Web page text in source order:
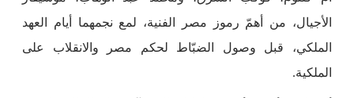
الأجيال، من أهمّ رموز مصر الفنية، لمع نجمهما أيام العهد
الملكي، قبل وصول الضبّاط لحكم مصر والانقلاب على
الملكية.